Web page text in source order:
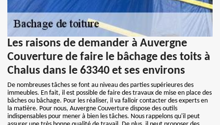
Les raisons de demander à Auvergne
Couverture de faire le bâchage des toits à
Chalus dans le 63340 et ses environs
De nombreuses tâches se font au niveau des parties supérieures des
immeubles. En fait, il est possible de faire des travaux de mise en place des
bâches ou bâchage. Pour les réaliser, il va falloir contacter des experts en
la matière. Pour nous, Auvergne Couverture dispose des outils
indispensables pour mener à bien les tâches. Nous rappelons qu'il peut